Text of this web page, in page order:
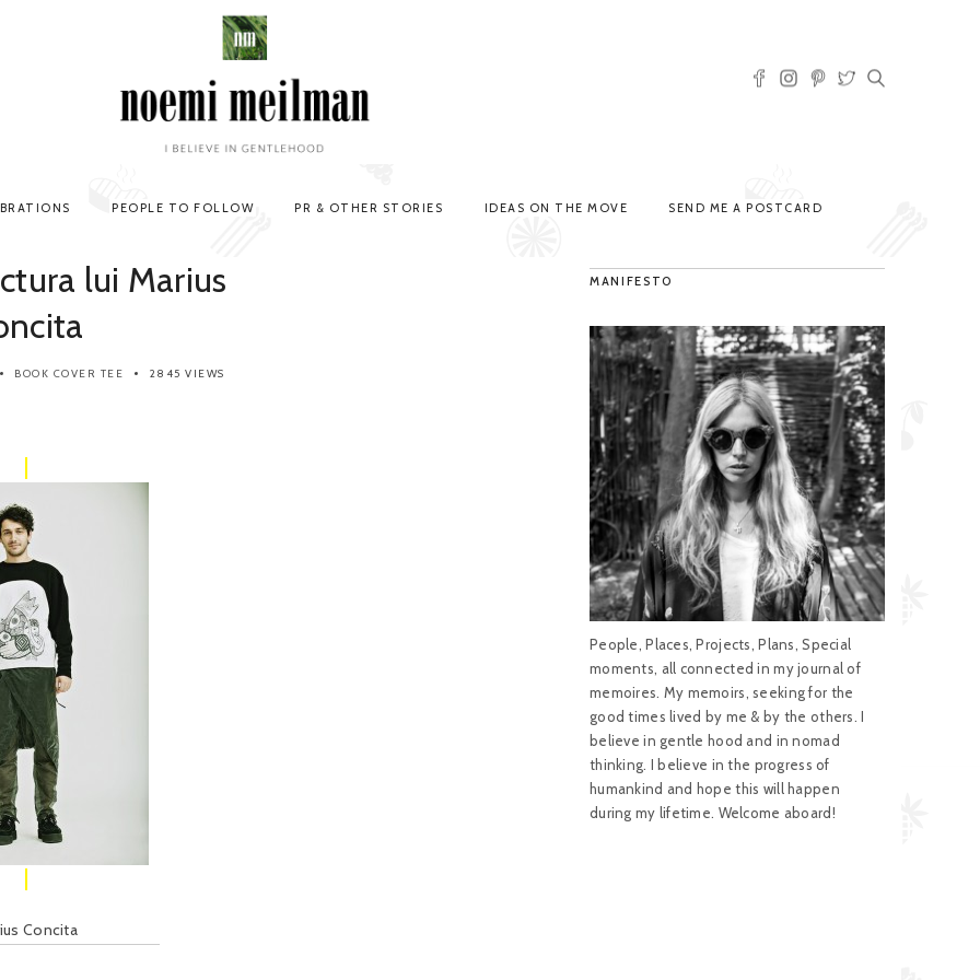
PEOPLE TO FOLLOW PR & OTHER STORIES IDEAS ON THE MOVE SEND ME A POSTCARD
lui Marius
BOOK COVER TEE 2845 VIEWS
Concita
MANIFESTO
People, Places, Projects, Plans, Special
moments, all connected in my journal of
memoires. My memoirs, seeking for the
good times lived by me & by the others. I
believe in gentle hood and in nomad
thinking. I believe in the progress of
humankind and hope this will happen
during my lifetime. Welcome aboard!